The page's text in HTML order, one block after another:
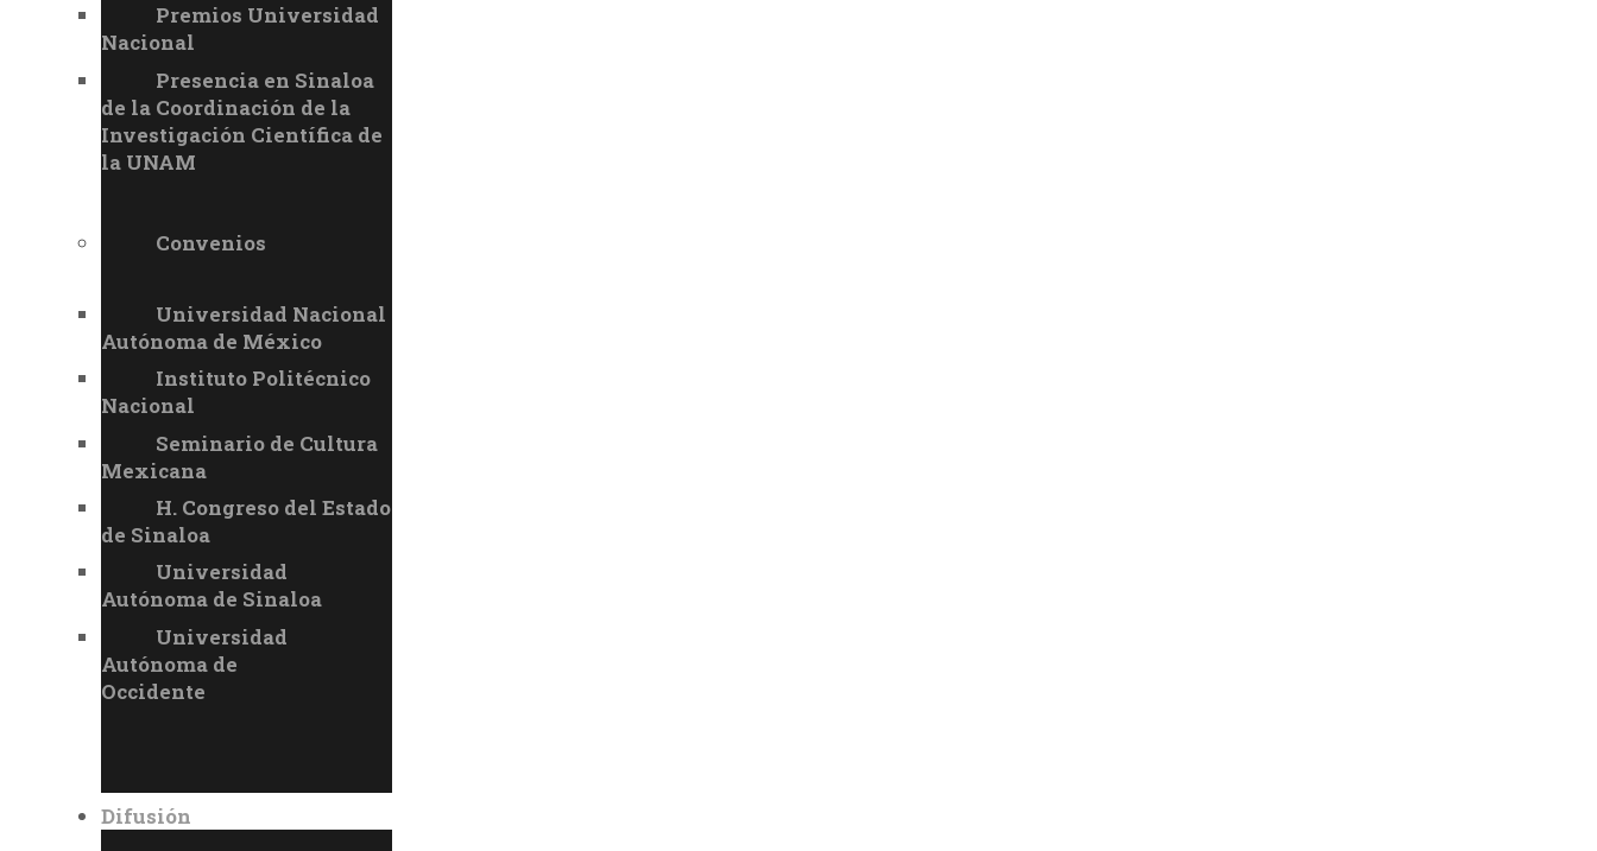
Premios Universidad
Nacional
Presencia en Sinaloa
de la Coordinación de la
Investigación Científica de
la UNAM
Convenios
Universidad Nacional
Autónoma de México
Instituto Politécnico
Nacional
Seminario de Cultura
Mexicana
H. Congreso del Estado
de Sinaloa
Universidad
Autónoma de Sinaloa
Universidad
Autónoma de
Occidente
Difusión